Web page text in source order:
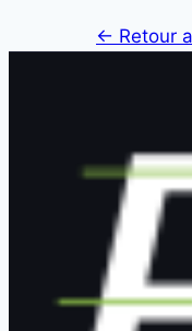
← Retour